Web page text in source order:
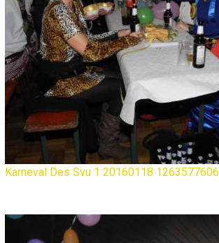
Karneval Des Svu 1 20160118 1263577606